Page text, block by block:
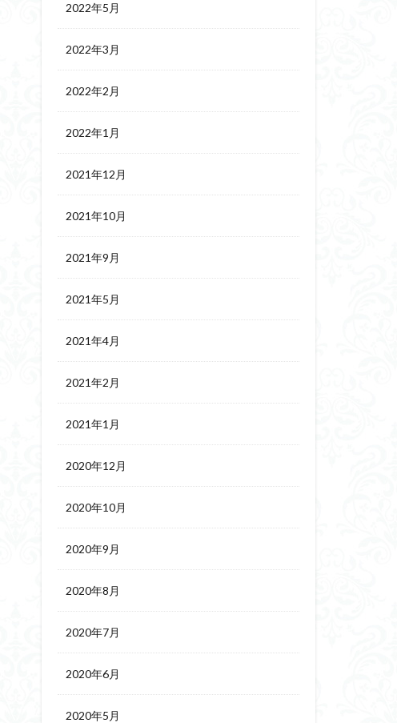
2022年5月
2022年3月
2022年2月
2022年1月
2021年12月
2021年10月
2021年9月
2021年5月
2021年4月
2021年2月
2021年1月
2020年12月
2020年10月
2020年9月
2020年8月
2020年7月
2020年6月
2020年5月